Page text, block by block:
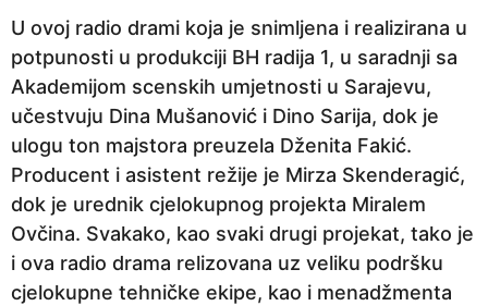
U ovoj radio drami koja je snimljena i realizirana u
potpunosti u produkciji BH radija 1, u saradnji sa
Akademijom scenskih umjetnosti u Sarajevu,
učestvuju Dina Mušanović i Dino Sarija, dok je
ulogu ton majstora preuzela Dženita Fakić.
Producent i asistent režije je Mirza Skenderagić,
dok je urednik cjelokupnog projekta Miralem
Ovčina. Svakako, kao svaki drugi projekat, tako je
i ova radio drama relizovana uz veliku podršku
cjelokupne tehničke ekipe, kao i menadžmenta